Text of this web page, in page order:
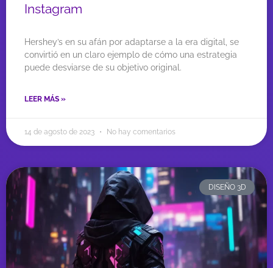
Instagram
Hershey’s en su afán por adaptarse a la era digital, se
convirtió en un claro ejemplo de cómo una estrategia
puede desviarse de su objetivo original.
LEER MÁS »
14 de agosto de 2023 No hay comentarios
DISEÑO 3D